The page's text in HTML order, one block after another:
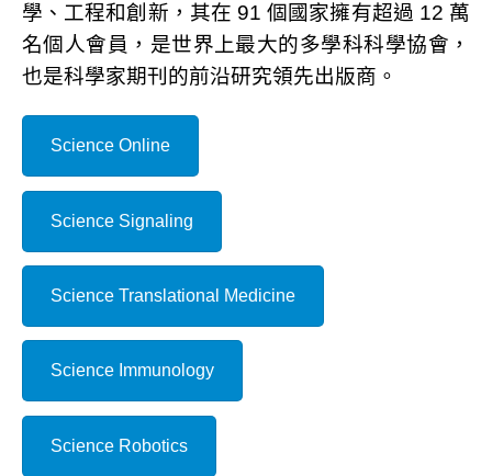
學、工程和創新，其在 91 個國家擁有超過 12 萬
名個人會員，是世界上最大的多學科科學協會，
也是科學家期刊的前沿研究領先出版商。
Science Online
Science Signaling
Science Translational Medicine
Science Immunology
Science Robotics